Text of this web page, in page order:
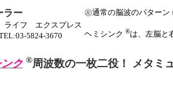
ラー
ライフ エクスプレス
5824-3670
㊧通常の脳波のパターン
ヘミシンク ®は、左脳と
ク ®周波数の一枚二役！ メタミ